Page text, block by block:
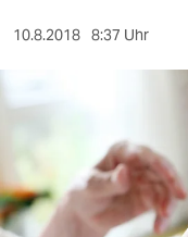
berlin
wahrheit
10.8.2018 8:37 Uhr